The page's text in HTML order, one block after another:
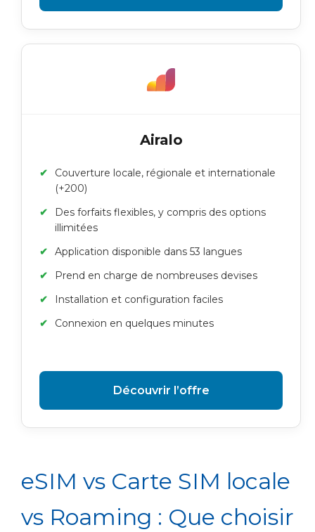
Airalo
Couverture locale, régionale et internationale
(+200)
Des forfaits flexibles, y compris des options
illimitées
Application disponible dans 53 langues
Prend en charge de nombreuses devises
Installation et configuration faciles
Connexion en quelques minutes
Découvrir l’offre
eSIM vs Carte SIM locale
vs Roaming : Que choisir